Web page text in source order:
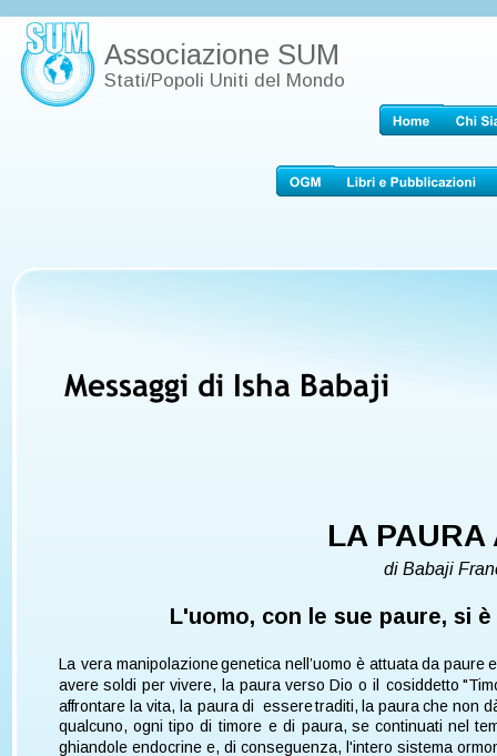
LA PAURA
di Babaji
L'uomo, con le sue paure, si
La vera manipolazione genetica nell’uomo è attuata da paure
avere soldi per vivere, la paura verso Dio o il cosiddetto
affrontare la vita, la paura di essere traditi, la paura che non
qualcuno, ogni tipo di timore e di paura, se continuati nel
ghiandole endocrine e, di conseguenza, l'intero sistema
Messaggi di Isha Babaji
Associazione SUM
Stati/Popoli Uniti del Mondo